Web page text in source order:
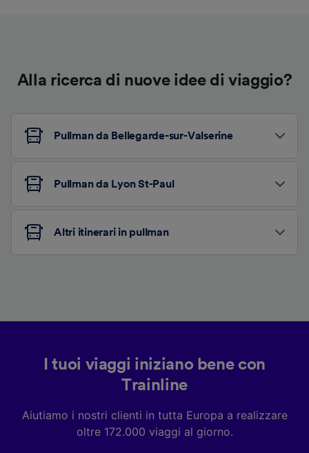
Alla ricerca di nuove idee di viaggio?
Pullman da Bellegarde-sur-Valserine
Pullman da Lyon St-Paul
Altri itinerari in pullman
I tuoi viaggi iniziano bene con
Trainline
Aiutiamo i nostri clienti in tutta Europa a realizzare
oltre 172.000 viaggi al giorno.